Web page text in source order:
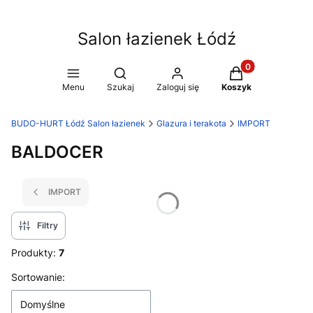
Salon łazienek Łódź
Menu
Otwórz wyszukiwarkę
Szukaj Zaloguj się
Produkty w
Koszyk
BUDO-HURT Łódź Salon łazienek Glazura i terakota IMPORT
BALDOCER
IMPORT
Filtry
Produkty: 7
Lista produktów
Sortowanie:
Domyślne